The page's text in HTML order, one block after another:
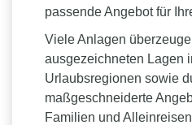
passende Angebot für
Viele Anlagen
ausgezeichneten Lagen
Urlaubsregionen sowie
maßgeschneiderte
Familien und